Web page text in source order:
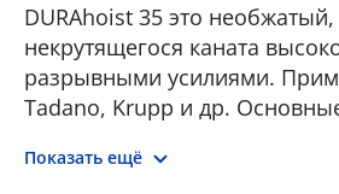
DURAhoist 35 это
некрутящегося каната
разрывными усилиями.
Tadano, Krupp и др. Основные
гибкость • рекомендуется
Показать ещё